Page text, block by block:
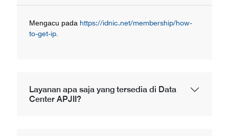
Mengacu pada https://idnic.net/membership/how-
to-get-ip
Layanan apa saja yang tersedia di Data
Center APJII?